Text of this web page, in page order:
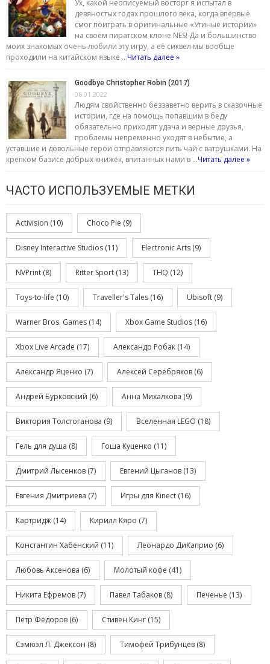
Ух, какой неописуемый восторг я испытал в
девяностых годах прошлого века, когда впервые
смог поиграть в оригинальные «Утиные истории»
на своём пиратском клоне NES! Да и большинство
моих знакомых очень любили эту игру, а её сиквел мы вообще
проходили на китайском языке …Читать далее »
Goodbye Christopher Robin (2017)
06.01.2022
Людям свойственно беззаветно верить в сказочные
истории, где на помощь попавшим в беду
обязательно приходят удача и верные друзья,
проблемы непременно уходят в небытие, а
уставшие и довольные герои отправляются пить чай с ватрушками. На
крепком базисе добрых книжек, впитанных нами в …Читать далее »
ЧАСТО ИСПОЛЬЗУЕМЫЕ МЕТКИ
Activision (10) Choco Pie (9)
Disney Interactive Studios (11) Electronic Arts (9)
NVPrint (8) Ritter Sport (13) THQ (12)
Toys-to-life (10) Traveller's Tales (16) Ubisoft (9)
Warner Bros. Games (14) Xbox Game Studios (16)
Xbox Live Arcade (17) Александр Робак (14)
Александр Яценко (7) Алексей Серебряков (6)
Андрей Бурковский (6) Анна Михалкова (9)
Виктория Толстоганова (9) Вселенная LEGO (18)
Гель для душа (8) Гоша Куценко (11)
Дмитрий Лысенков (7) Евгений Цыганов (13)
Евгения Дмитриева (7) Игры для Kinect (16)
Картридж (14) Кирилл Кяро (7)
Константин Хабенский (11) Леонардо ДиКаприо (6)
Любовь Аксенова (6) Молотый кофе (41)
Никита Ефремов (7) Павел Табаков (8) Печенье (13)
Пётр Фёдоров (6) Стивен Кинг (15)
Сэмюэл Л. Джексон (8) Тимофей Трибунцев (8)